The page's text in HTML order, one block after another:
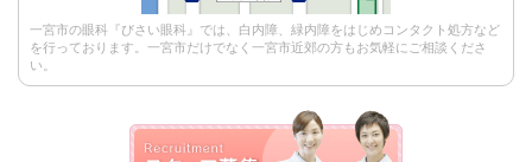
一宮市の眼科『びさい眼科』では、白内障、緑内障をはじめコンタクト処方など
を行っております。一宮市だけでなく一宮市近郊の方もお気軽にご相談くださ
い。